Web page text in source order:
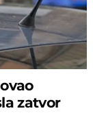
zatvor